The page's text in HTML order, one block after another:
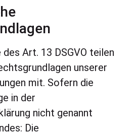
Art. 13 DSGVO teilen
unserer
mit. Sofern die
in der
nicht genannt
Die